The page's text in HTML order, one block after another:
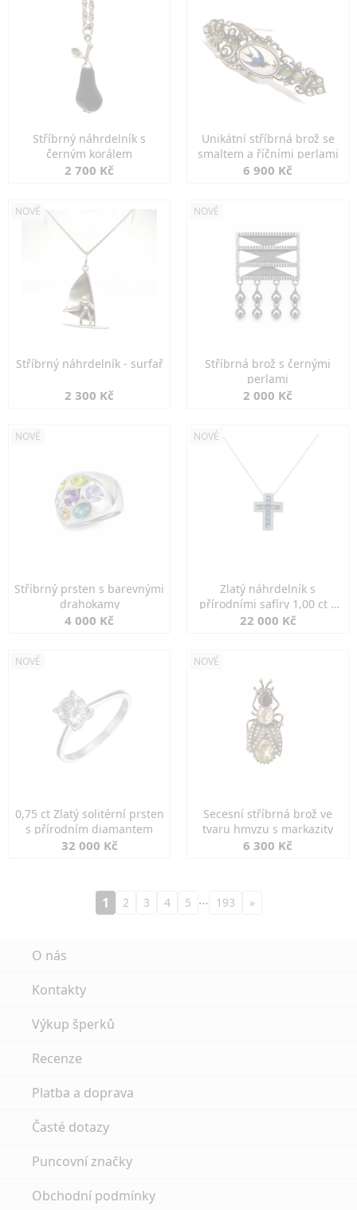
Stříbrný náhrdelník s
černým korálem
2 700 Kč
Unikátní stříbrná brož se
smaltem a říčními perlami
6 900 Kč
NOVÉ
Stříbrný náhrdelník - surfař
2 300 Kč
NOVÉ
Stříbrná brož s černými
perlami
2 000 Kč
NOVÉ
Stříbrný prsten s barevnými
drahokamy
4 000 Kč
NOVÉ
Zlatý náhrdelník s
přírodními safíry 1,00 ct a
diamanty
22 000 Kč
NOVÉ
0,75 ct Zlatý solitérní prsten
s přírodním diamantem
32 000 Kč
NOVÉ
Secesní stříbrná brož ve
tvaru hmyzu s markazity
6 300 Kč
1 2 3 4 5 … 193 »
O nás
Kontakty
Výkup šperků
Recenze
Platba a doprava
Časté dotazy
Puncovní značky
Obchodní podmínky